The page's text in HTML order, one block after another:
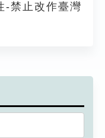
-禁止改作臺灣